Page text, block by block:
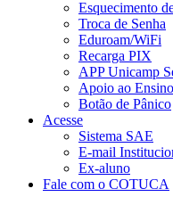
Esquecimento
Troca de Senha
Eduroam/WiFi
Recarga PIX
APP Unicamp
Apoio ao
Botão de Pânico
Acesse
Sistema SAE
E-mail
Ex-aluno
Fale com o COTUCA